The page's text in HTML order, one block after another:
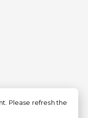
Please refresh the